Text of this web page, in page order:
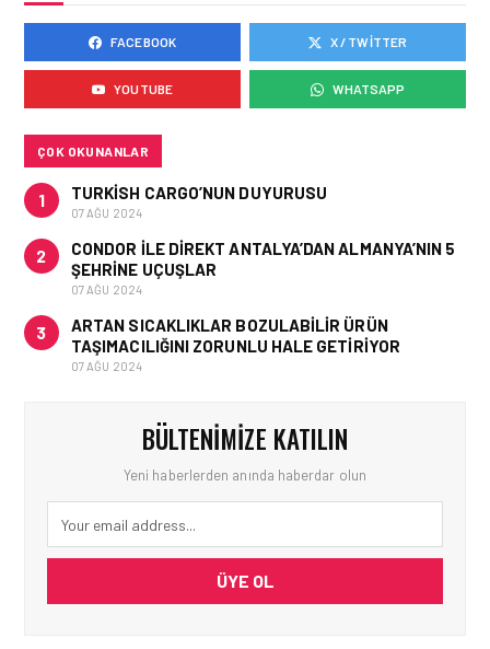
2026 HAFTASI
FACEBOOK X / TWITTER
YOUTUBE WHATSAPP
ÇOK OKUNANLAR
1 TURKISH CARGO’NUN DUYURUSU
07 AĞU 2024
2
CONDOR ILE DIREKT ANTALYA’DAN ALMANYA’NIN 5
ŞEHRINE UÇUŞLAR
07 AĞU 2024
3
ARTAN SICAKLIKLAR BOZULABILIR ÜRÜN
TAŞIMACILIĞINI ZORUNLU HALE GETIRIYOR
07 AĞU 2024
BÜLTENIMIZE KATILIN
Yeni haberlerden anında haberdar olun
ÜYE OL